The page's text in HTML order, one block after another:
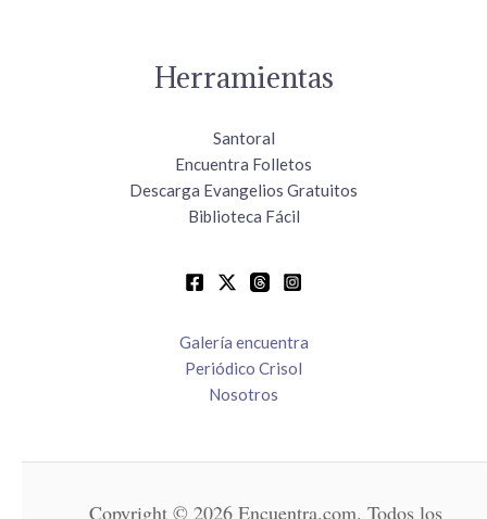
Herramientas
Santoral
Encuentra Folletos
Descarga Evangelios Gratuitos
Biblioteca Fácil
Galería encuentra
Periódico Crisol
Nosotros
Copyright © 2026 Encuentra.com. Todos los